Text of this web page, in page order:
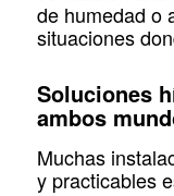
de humedad o
situaciones
Soluciones
ambos
Muchas
y practicables